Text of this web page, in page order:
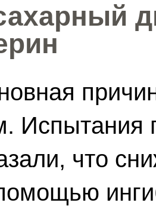
Испытания
что